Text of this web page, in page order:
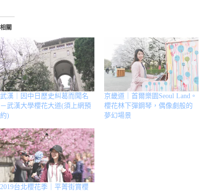
相關
武漢｜因中日歷史糾葛而聞名
－武漢大學櫻花大道(須上網預
約)
京畿道｜首爾樂園Seoul Land。
櫻花林下彈鋼琴，偶像劇般的
夢幻場景
2019台北櫻花季｜平菁街賞櫻